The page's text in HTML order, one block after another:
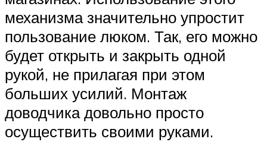
механизма значительно упростит
пользование люком. Так, его можно
будет открыть и закрыть одной
рукой, не прилагая при этом
больших усилий. Монтаж
доводчика довольно просто
осуществить своими руками.